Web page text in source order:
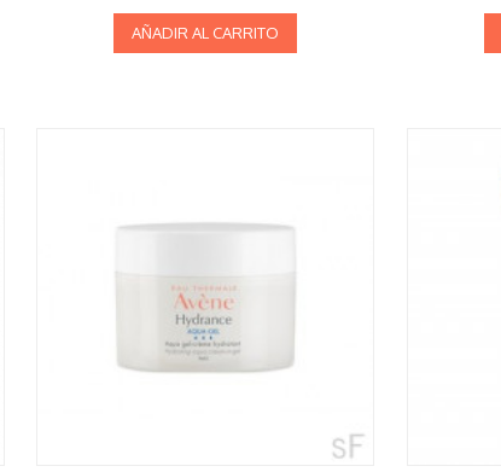
AÑADIR AL CARRITO